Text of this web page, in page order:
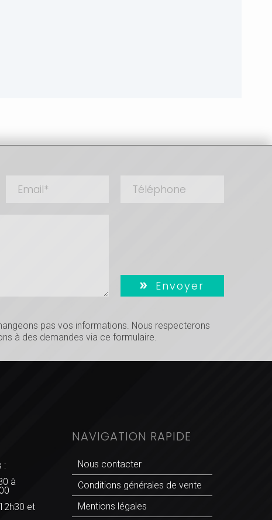
Envoyer
pas vos informations. Nous respecterons
à des demandes via ce formulaire.
:
à
et
NAVIGATION RAPIDE
Nous contacter
Conditions générales de vente
Mentions légales